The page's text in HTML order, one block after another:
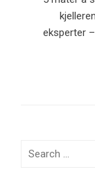
eksperter
Search